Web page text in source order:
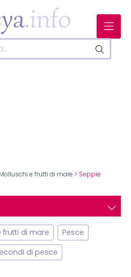
Molluschi e frutti di mare > Seppie
frutti di mare Pesce
di pesce